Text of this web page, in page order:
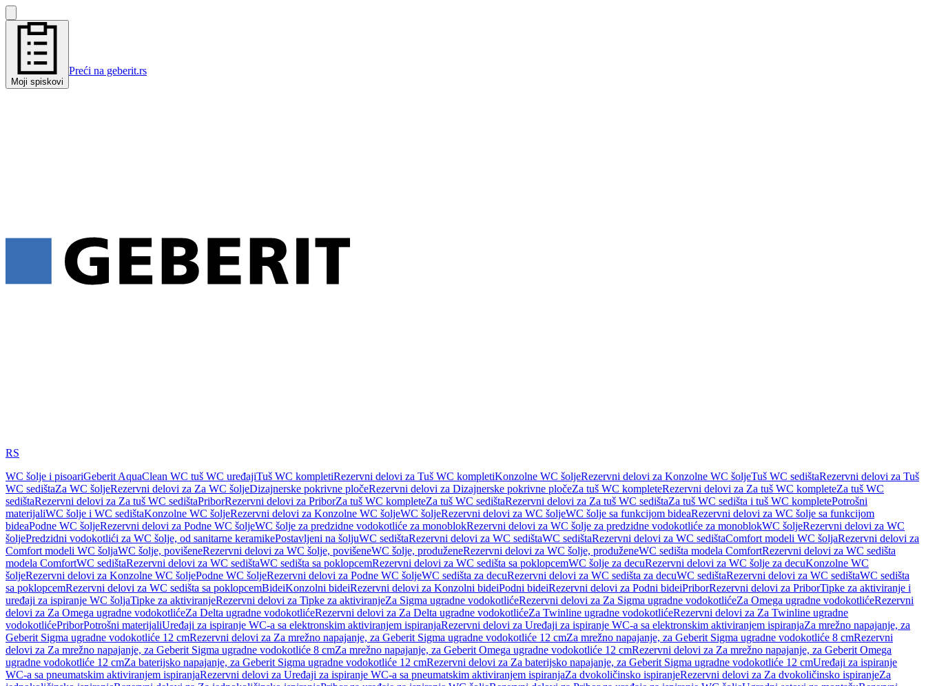
Moji spiskovi
Preći na geberit.rs
RS
WC šolje i pisoariGeberit AquaClean WC tuš WC uređajiTuš WC kompletiRezervni delovi za Tuš WC kompletiKonzolne WC šoljeRezervni delovi za Konzolne WC šoljeTuš WC sedištaRezervni delovi za Tuš
WC sedištaZa WC šoljeRezervni delovi za Za WC šoljeDizajnerske pokrivne pločeRezervni delovi za Dizajnerske pokrivne pločeZa tuš WC kompleteRezervni delovi za Za tuš WC kompleteZa tuš WC
sedištaRezervni delovi za Za tuš WC sedištaPriborRezervni delovi za PriborZa tuš WC kompleteZa tuš WC sedištaRezervni delovi za Za tuš WC sedištaZa tuš WC sedišta i tuš WC kompletePotrošni
materijaliWC šolje i WC sedištaKonzolne WC šoljeRezervni delovi za Konzolne WC šoljeWC šoljeRezervni delovi za WC šoljeWC šolje sa funkcijom bideaRezervni delovi za WC šolje sa funkcijom
bideaPodne WC šoljeRezervni delovi za Podne WC šoljeWC šolje za predzidne vodokotliće za monoblokRezervni delovi za WC šolje za predzidne vodokotliće za monoblokWC šoljeRezervni delovi za WC
šoljePredzidni vodokotlići za WC šolje, od sanitarne keramikePostavljeni na šoljuWC sedištaRezervni delovi za WC sedištaWC sedištaRezervni delovi za WC sedištaComfort modeli WC šoljaRezervni delovi za
Comfort modeli WC šoljaWC šolje, povišeneRezervni delovi za WC šolje, povišeneWC šolje, produženeRezervni delovi za WC šolje, produženeWC sedišta modela ComfortRezervni delovi za WC sedišta
modela ComfortWC sedištaRezervni delovi za WC sedištaWC sedišta sa poklopcemRezervni delovi za WC sedišta sa poklopcemWC šolje za decuRezervni delovi za WC šolje za decuKonzolne WC
šoljeRezervni delovi za Konzolne WC šoljePodne WC šoljeRezervni delovi za Podne WC šoljeWC sedišta za decuRezervni delovi za WC sedišta za decuWC sedištaRezervni delovi za WC sedištaWC sedišta
sa poklopcemRezervni delovi za WC sedišta sa poklopcemBideiKonzolni bideiRezervni delovi za Konzolni bideiPodni bideiRezervni delovi za Podni bideiPriborRezervni delovi za PriborTipke za aktiviranje i
uređaji za ispiranje WC šoljaTipke za aktiviranjeRezervni delovi za Tipke za aktiviranjeZa Sigma ugradne vodokotlićeRezervni delovi za Za Sigma ugradne vodokotlićeZa Omega ugradne vodokotlićeRezervni
delovi za Za Omega ugradne vodokotlićeZa Delta ugradne vodokotlićeRezervni delovi za Za Delta ugradne vodokotlićeZa Twinline ugradne vodokotlićeRezervni delovi za Za Twinline ugradne
vodokotlićePriborPotrošni materijaliUređaji za ispiranje WC-a sa elektronskim aktiviranjem ispiranjaRezervni delovi za Uređaji za ispiranje WC-a sa elektronskim aktiviranjem ispiranjaZa mrežno napajanje, za
Geberit Sigma ugradne vodokotliće 12 cmRezervni delovi za Za mrežno napajanje, za Geberit Sigma ugradne vodokotliće 12 cmZa mrežno napajanje, za Geberit Sigma ugradne vodokotliće 8 cmRezervni
delovi za Za mrežno napajanje, za Geberit Sigma ugradne vodokotliće 8 cmZa mrežno napajanje, za Geberit Omega ugradne vodokotliće 12 cmRezervni delovi za Za mrežno napajanje, za Geberit Omega
ugradne vodokotliće 12 cmZa baterijsko napajanje, za Geberit Sigma ugradne vodokotliće 12 cmRezervni delovi za Za baterijsko napajanje, za Geberit Sigma ugradne vodokotliće 12 cmUređaji za ispiranje
WC-a sa pneumatskim aktiviranjem ispiranjaRezervni delovi za Uređaji za ispiranje WC-a sa pneumatskim aktiviranjem ispiranjaZa dvokoličinsko ispiranjeRezervni delovi za Za dvokoličinsko ispiranjeZa